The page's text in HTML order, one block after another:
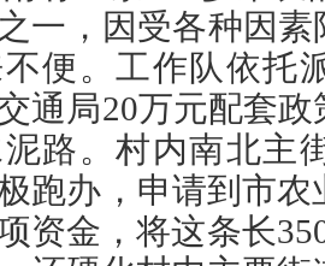
一，因受各种因
便。工作队依托
通局20万元配套
路。村内南北主
跑办，申请到市
资金，将这条长